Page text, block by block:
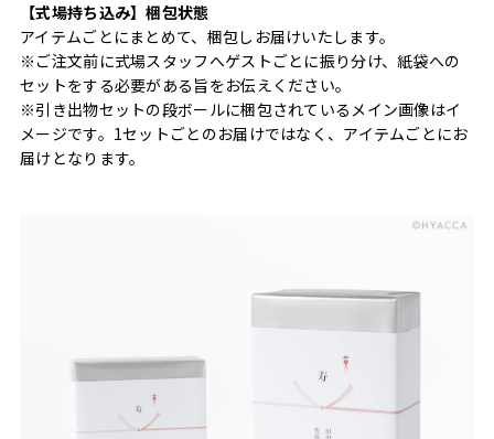
【式場持ち込み】梱包状態
アイテムごとにまとめて、梱包しお届けいたします。
※ご注文前に式場スタッフへゲストごとに振り分け、紙袋への
セットをする必要がある旨をお伝えください。
※引き出物セットの段ボールに梱包されているメイン画像はイ
メージです。1セットごとのお届けではなく、アイテムごとにお
届けとなります。